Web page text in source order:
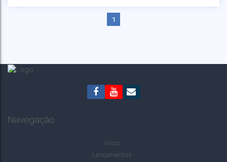
CEP: 00000-000,ESTRADA TIFA SANTA ISABEL
POUSO REDONDO, SANTA CATARINA
1
Navegação
Início
Lançamentos